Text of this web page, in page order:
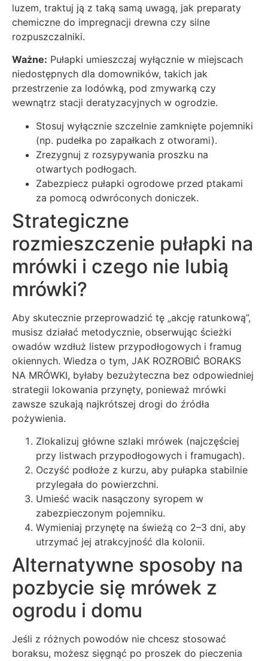
luzem, traktuj ją z taką samą uwagą, jak preparaty
chemiczne do impregnacji drewna czy silne
rozpuszczalniki.
Ważne: Pułapki umieszczaj wyłącznie w miejscach
niedostępnych dla domowników, takich jak
przestrzenie za lodówką, pod zmywarką czy
wewnątrz stacji deratyzacyjnych w ogrodzie.
Stosuj wyłącznie szczelnie zamknięte pojemniki
(np. pudełka po zapałkach z otworami).
Zrezygnuj z rozsypywania proszku na
otwartych podłogach.
Zabezpiecz pułapki ogrodowe przed ptakami
za pomocą odwróconych doniczek.
Strategiczne
rozmieszczenie pułapki na
mrówki i czego nie lubią
mrówki?
Aby skutecznie przeprowadzić tę „akcję ratunkową”,
musisz działać metodycznie, obserwując ścieżki
owadów wzdłuż listew przypodłogowych i framug
okiennych. Wiedza o tym, JAK ROZROBIĆ BORAKS
NA MRÓWKI, byłaby bezużyteczna bez odpowiedniej
strategii lokowania przynęty, ponieważ mrówki
zawsze szukają najkrótszej drogi do źródła
pożywienia.
Zlokalizuj główne szlaki mrówek (najczęściej
przy listwach przypodłogowych i framugach).
Oczyść podłoże z kurzu, aby pułapka stabilnie
przylegała do powierzchni.
Umieść wacik nasączony syropem w
zabezpieczonym pojemniku.
Wymieniaj przynętę na świeżą co 2–3 dni, aby
utrzymać jej atrakcyjność dla kolonii.
Alternatywne sposoby na
pozbycie się mrówek z
ogrodu i domu
Jeśli z różnych powodów nie chcesz stosować
boraksu, możesz sięgnąć po proszek do pieczenia